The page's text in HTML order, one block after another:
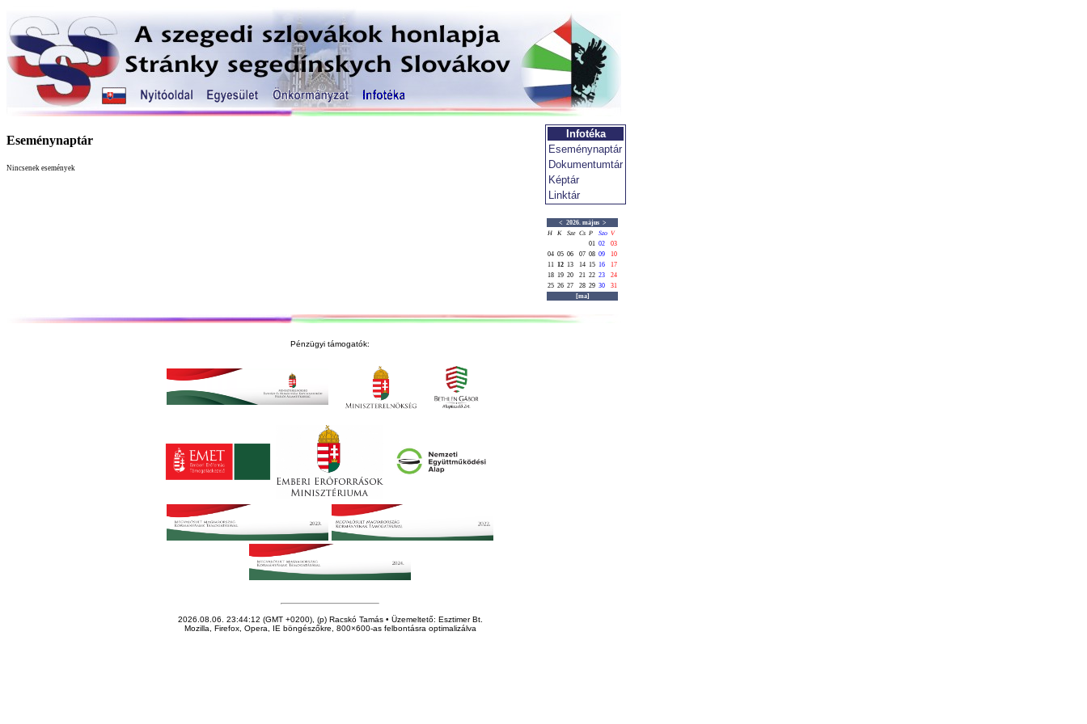
Eseménynaptár
Nincsenek események
Infotéka
Eseménynaptár
Dokumentumtár
Képtár
Linktár
< 2026. május >
H
K Sze Cs P Szo V
01 02
03
04 05 06 07 08 09
10
11 12 13 14 15 16
17
18 19 20 21 22 23
24
25 26 27 28 29 30
31
[ma]
Pénzügyi támogatók:
2026.08.06. 23:44:12 (GMT +0200), (p) Racskó Tamás • Üzemeltető: Esztimer Bt.
Mozilla, Firefox, Opera, IE böngészőkre, 800×600-as felbontásra optimalizálva